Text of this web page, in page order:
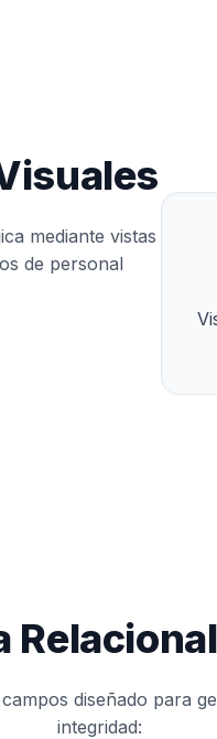
mediante vistas
de personal
diseñado para
integridad: